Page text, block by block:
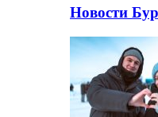
Новости